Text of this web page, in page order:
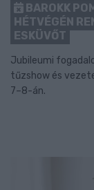
BAROKK
HÉTVÉGÉN
ESKÜVŐT
Jubileumi
tűzshow és
7–8-án.